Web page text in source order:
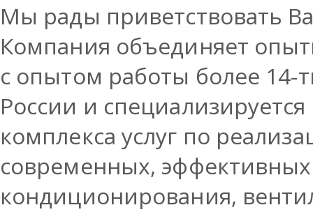
Мы рады приветствовать
Компания объединяет
с опытом работы более 14-
России и
комплекса услуг по
современных,
кондиционирования,